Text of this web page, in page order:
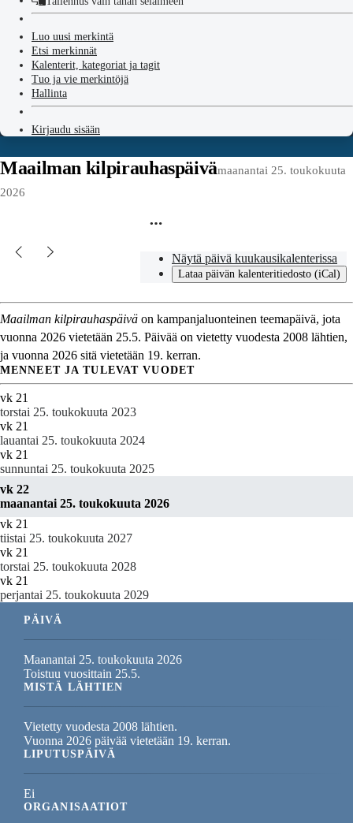
Luo uusi merkintä
Etsi merkinnät
Kalenterit, kategoriat ja tagit
Tuo ja vie merkintöjä
Hallinta
Kirjaudu sisään
Maailman kilpirauhaspäivämaanantai 25. toukokuuta
2026
Näytä päivä kuukausikalenterissa
Lataa päivän kalenteritiedosto (iCal)
Maailman kilpirauhaspäivä on kampanjaluonteinen teemapäivä, jota
vuonna 2026 vietetään 25.5. Päivää on vietetty vuodesta 2008 lähtien,
ja vuonna 2026 sitä vietetään 19. kerran.
MENNEET JA TULEVAT VUODET
vk 21
torstai 25. toukokuuta 2023
vk 21
lauantai 25. toukokuuta 2024
vk 21
sunnuntai 25. toukokuuta 2025
vk 22
maanantai 25. toukokuuta 2026
vk 21
tiistai 25. toukokuuta 2027
vk 21
torstai 25. toukokuuta 2028
vk 21
perjantai 25. toukokuuta 2029
PÄIVÄ
Maanantai 25. toukokuuta 2026
Toistuu vuosittain 25.5.
MISTÄ LÄHTIEN
Vietetty vuodesta 2008 lähtien.
Vuonna 2026 päivää vietetään 19. kerran.
LIPUTUSPÄIVÄ
Ei
ORGANISAATIOT